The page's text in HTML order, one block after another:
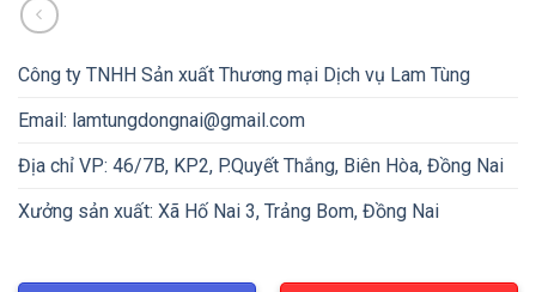
Công ty TNHH Sản xuất Thương mại Dịch vụ Lam Tùng
Email: lamtungdongnai@gmail.com
Địa chỉ VP: 46/7B, KP2, P.Quyết Thắng, Biên Hòa, Đồng Nai
Xưởng sản xuất: Xã Hố Nai 3, Trảng Bom, Đồng Nai